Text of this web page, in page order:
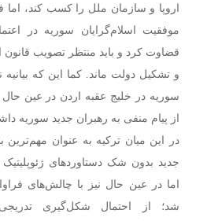
اروپا و سازمان ملل را کسب کند،
موفقیت اسلام‌گرایان سوریه در
قضاوت کرد و باید منتظر تصویب
و تشکیل دولت ماند. کما این که
سوریه در خلیج عقبه اردن در عین
از پیام منفی به رهبران جدید سوریه
در این میان ترکیه به عنوان مهم‌ترین
جدید بدون شک دستاوردهای
اما در عین حال نیز با چالش‌های
شد؛ از احتمال شکل‌گیری